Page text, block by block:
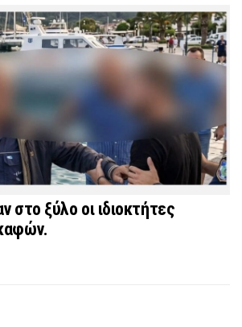
στο ξύλο οι ιδιοκτήτες